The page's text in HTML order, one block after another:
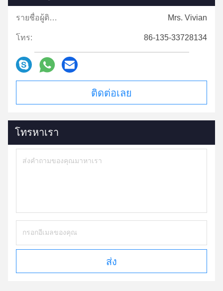
รายชื่อผู้ติดต่อ: Mrs. Vivian
โทร: 86-135-33728134
ติดต่อเลย
โทรหาเรา
ส่ง